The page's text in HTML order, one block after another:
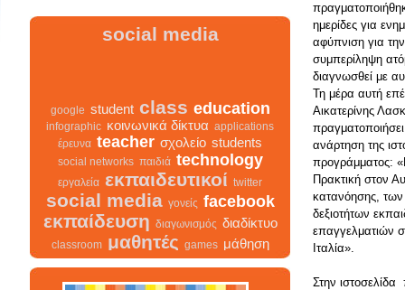
school
social media
google student class education
infographic κοινωνικά δίκτυα applications
έρευνα teacher σχολείο students
social networks παιδιά technology
εργαλεία εκπαιδευτικοί twitter
social media γονείς facebook
εκπαίδευση διαγωνισμός διαδίκτυο
classroom μαθητές games μάθηση
τεχνολογία school internet
ημερίδες για
αφύπνιση για
συμπερίληψη
διαγνωσθεί με
Τη μέρα αυτή
Αικατερίνης
ανάρτηση της
προγράμματος:
Πρακτική στον
κατανόησης,
δεξιοτήτων
επαγγελματιών
Ιταλία».
Στην ιστοσελίδα